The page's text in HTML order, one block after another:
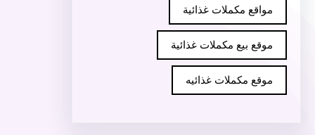
مواقع مكملات غذائية
موقع بيع مكملات غذائية
موقع مكملات غذائيه